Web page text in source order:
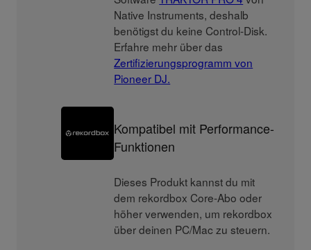
Native Instruments, deshalb
benötigst du keine Control-Disk.
Erfahre mehr über das
Zertifizierungsprogramm von
Pioneer DJ.
Kompatibel mit Performance-
Funktionen
Dieses Produkt kannst du mit
dem rekordbox Core-Abo oder
höher verwenden, um rekordbox
über deinen PC/Mac zu steuern.